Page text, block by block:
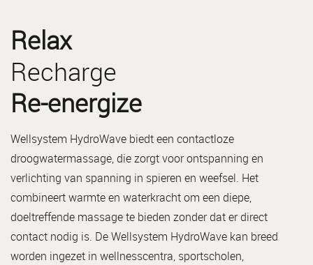
Relax
Recharge
Re-energize
Wellsystem HydroWave biedt een contactloze
droogwatermassage, die zorgt voor ontspanning en
verlichting van spanning in spieren en weefsel. Het
combineert warmte en waterkracht om een diepe,
doeltreffende massage te bieden zonder dat er direct
contact nodig is. De Wellsystem HydroWave kan breed
worden ingezet in wellnesscentra, sportscholen,